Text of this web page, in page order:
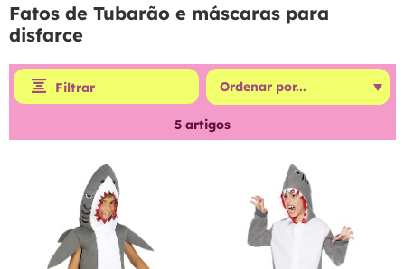
Fatos de Tubarão e máscaras para
disfarce
Filtrar
5 artigos